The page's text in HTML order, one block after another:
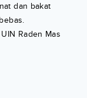
dan bakat
Raden Mas